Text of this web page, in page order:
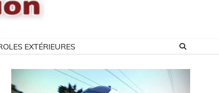
EXTÉRIEURES